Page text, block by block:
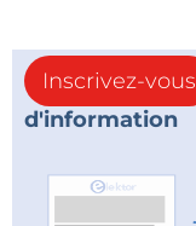
Inscrivez-vous
d'information